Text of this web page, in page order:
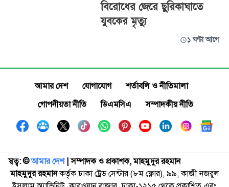
বিরোধের জেরে ছুরিকাঘাতে
যুবকের মৃত্যু
১ ঘণ্টা আগে
আমার দেশ যোগাযোগ
শর্তাবলি ও নীতিমালা
গোপনীয়তা নীতি
ডিএমসিএ সম্পাদকীয় নীতি
স্বত্ব: ©️আমার দেশ| সম্পাদক ও প্রকাশক, মাহমুদুর রহমান
মাহমুদুর রহমানকর্তৃক ঢাকা ট্রেড সেন্টার (৮ম ফ্লোর), ৯৯, কাজী নজরুল